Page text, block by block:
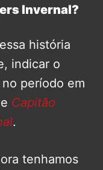
Invernal?
história
indicar o
período em
Capitão
.
tenhamos